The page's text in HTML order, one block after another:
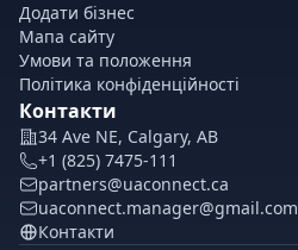
Додати бізнес
Мапа сайту
Умови та положення
Політика конфіденційності
Контакти
34 Ave NE, Calgary, AB
+1 (825) 7475-111
partners@uaconnect.ca
uaconnect.manager@gmail.com
Контакти